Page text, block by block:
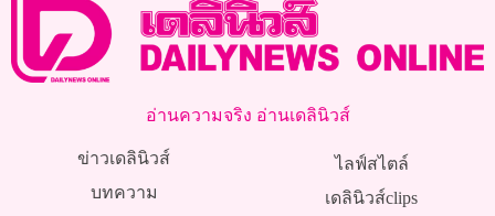
อ่านความจริง อ่านเดลินิวส์
ข่าวเดลินิวส์
บทความ
ไลฟ์สไตล์
เดลินิวส์clips